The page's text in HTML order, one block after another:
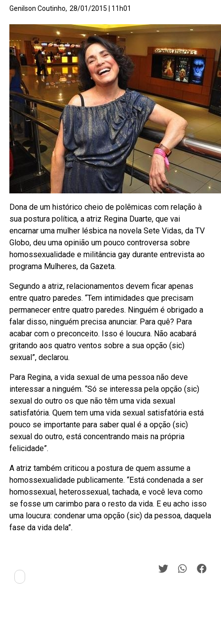
Genilson Coutinho, 28/01/2015 | 11h01
Dona de um histórico cheio de polêmicas com relação à
sua postura política, a atriz Regina Duarte, que vai
encarnar uma mulher lésbica na novela Sete Vidas, da TV
Globo, deu uma opinião um pouco controversa sobre
homossexualidade e militância gay durante entrevista ao
programa Mulheres, da Gazeta.
Segundo a atriz, relacionamentos devem ficar apenas
entre quatro paredes. “Tem intimidades que precisam
permanecer entre quatro paredes. Ninguém é obrigado a
falar disso, ninguém precisa anunciar. Para quê? Para
acabar com o preconceito. Isso é loucura. Não acabará
gritando aos quatro ventos sobre a sua opção (sic)
sexual”, declarou.
Para Regina, a vida sexual de uma pessoa não deve
interessar a ninguém. “Só se interessa pela opção (sic)
sexual do outro os que não têm uma vida sexual
satisfatória. Quem tem uma vida sexual satisfatória está
pouco se importante para saber qual é a opção (sic)
sexual do outro, está concentrando mais na própria
felicidade”.
A atriz também criticou a postura de quem assume a
homossexualidade publicamente. “Está condenada a ser
homossexual, heterossexual, tachada, e você leva como
se fosse um carimbo para o resto da vida. E eu acho isso
uma loucura: condenar uma opção (sic) da pessoa, daquela
fase da vida dela”.